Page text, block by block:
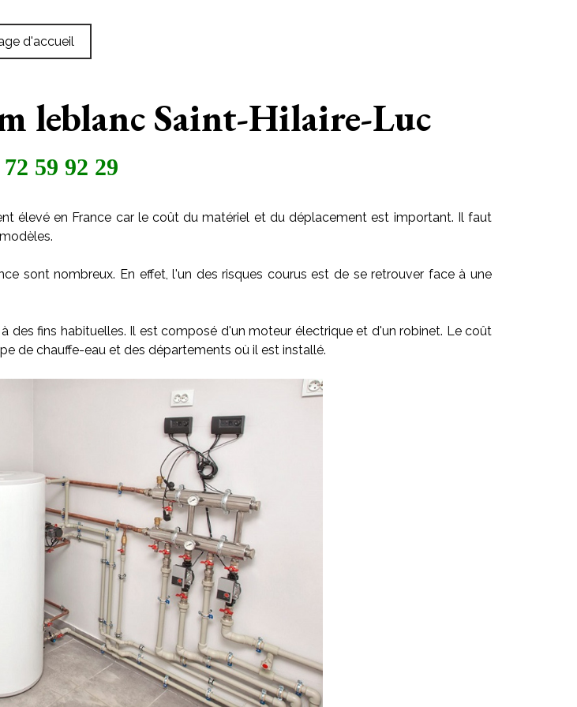
d'accueil
leblanc Saint-Hilaire-Luc
59 92 29
élevé en France car le coût du matériel et du déplacement est important. Il faut
sont nombreux. En effet, l'un des risques courus est de se retrouver face à une
des fins habituelles. Il est composé d'un moteur électrique et d'un robinet. Le coût
de chauffe-eau et des départements où il est installé.